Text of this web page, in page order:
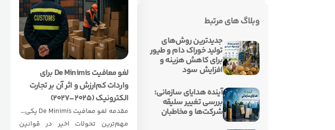
لغو معافیت De Minimis برای
واردات کم‌ارزش و اثر آن بر تجارت
الکترونیک (۲۰۲۵–۲۰۲۷)
مقدمه لغو معافیت De Minimis یکی از
مهم‌ترین تحولات اخیر در قوانین
وبلاگ های مرتبط
جدیدترین روش‌های
تولید خوراک دام و طیور
برای کاهش هزینه و
افزایش سود
آینده هدایای سازمانی؛
بررسی تغییر سلیقه
شرکت‌ها و مخاطبان